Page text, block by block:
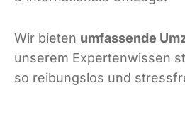
Wir bieten umfassende
unserem Expertenwissen
so reibungslos und